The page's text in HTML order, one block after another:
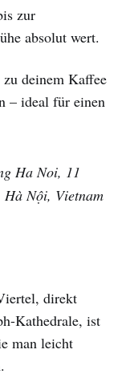
zur
absolut wert.
zu deinem Kaffee
– ideal für einen
Ha Noi, 11
Nội, Vietnam
direkt
Kathedrale, ist
man leicht